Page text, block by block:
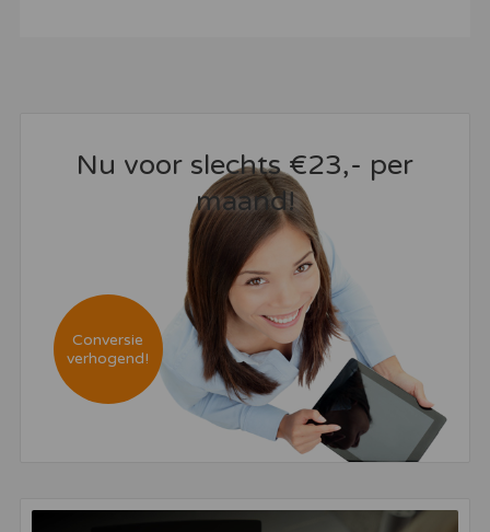
Nu voor slechts €23,- per
maand!
Conversie
verhogend!